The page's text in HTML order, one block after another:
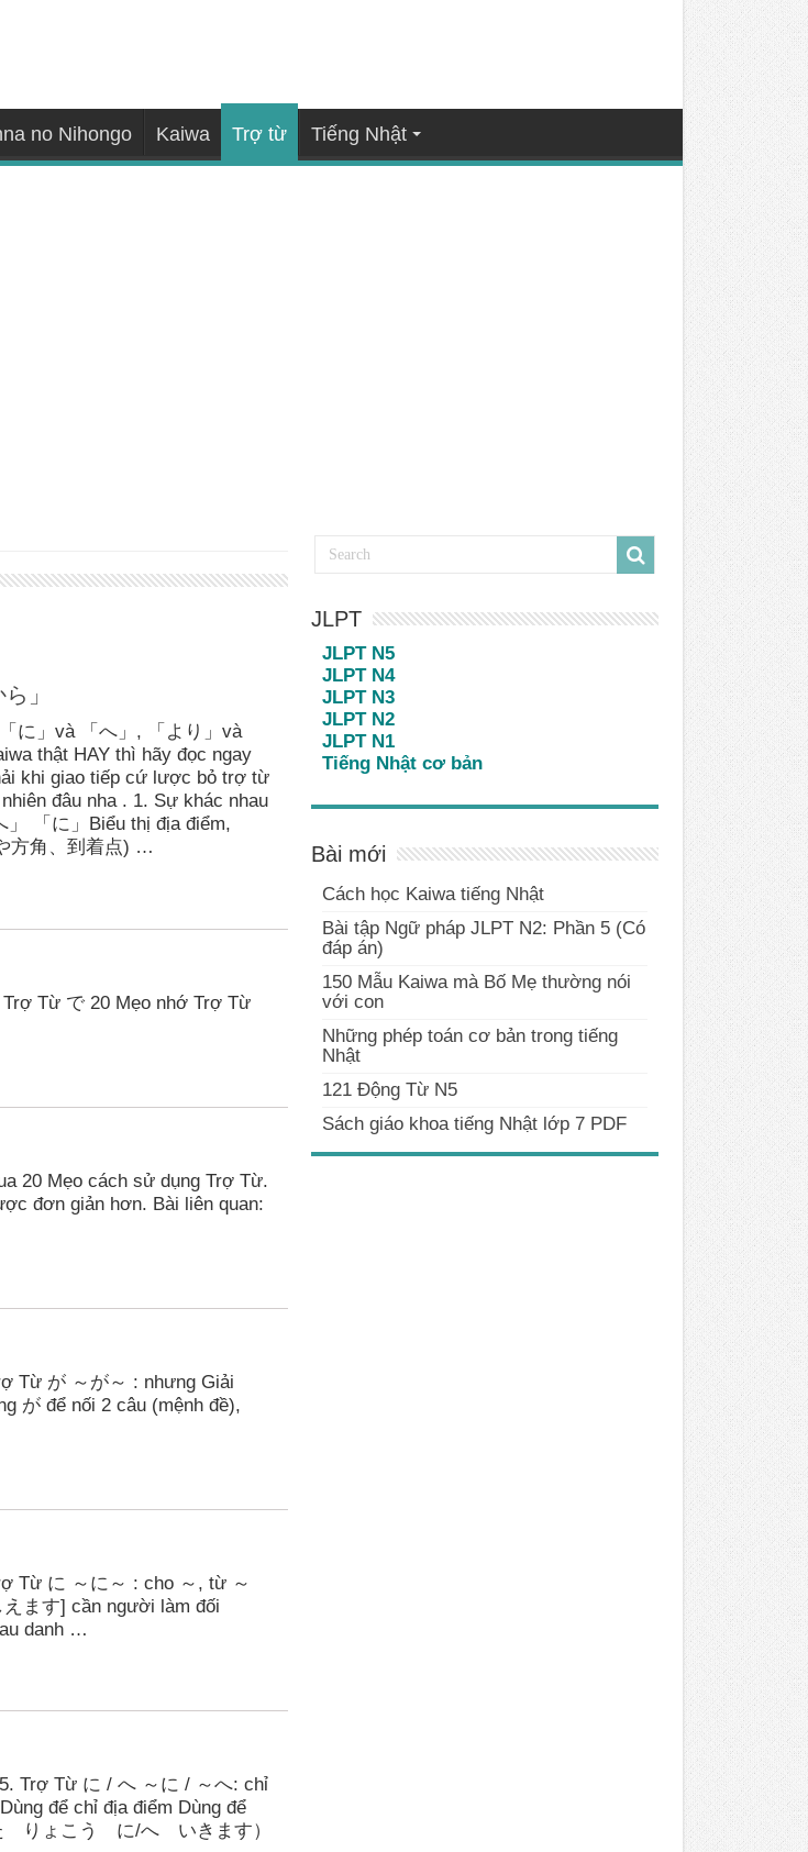
no Nihongo Kaiwa Trợ từ Tiếng Nhật
」
に」và 「へ」, 「より」và
thật HAY thì hãy đọc ngay
khi giao tiếp cứ lược bỏ trợ từ
đâu nha . 1. Sự khác nhau
」 「に」Biểu thị địa điểm,
方角、到着点) …
Từ で 20 Mẹo nhớ Trợ Từ
20 Mẹo cách sử dụng Trợ Từ.
đơn giản hơn. Bài liên quan:
Từ が ～が～ : nhưng Giải
が để nối 2 câu (mệnh đề),
Từ に ～に～ : cho ～, từ ～
ます] cần người làm đối
danh …
Trợ Từ に / へ ～に / ～へ: chỉ
để chỉ địa điểm Dùng để
りょこう に/へ いきます）
JLPT
JLPT N5
JLPT N4
JLPT N3
JLPT N2
JLPT N1
Tiếng Nhật cơ bản
Bài mới
Cách học Kaiwa tiếng Nhật
Bài tập Ngữ pháp JLPT N2: Phần 5 (Có
đáp án)
150 Mẫu Kaiwa mà Bố Mẹ thường nói
với con
Những phép toán cơ bản trong tiếng
Nhật
121 Động Từ N5
Sách giáo khoa tiếng Nhật lớp 7 PDF